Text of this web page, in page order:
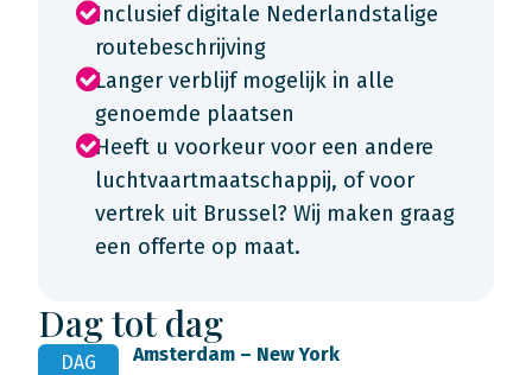
Inclusief digitale Nederlandstalige
routebeschrijving
Langer verblijf mogelijk in alle
genoemde plaatsen
Heeft u voorkeur voor een andere
luchtvaartmaatschappij, of voor
vertrek uit Brussel? Wij maken graag
een offerte op maat.
Dag tot dag
DAG
Amsterdam – New York